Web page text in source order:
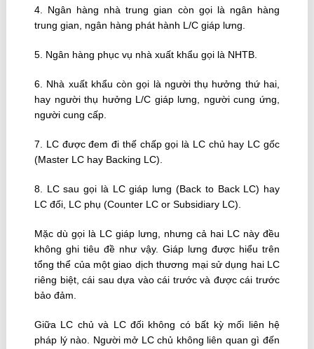
4. Ngân hàng nhà trung gian còn gọi là ngân hàng
trung gian, ngân hàng phát hành L/C giáp lưng.
5. Ngân hàng phục vụ nhà xuất khẩu gọi là NHTB.
6. Nhà xuất khẩu còn gọi là người thụ hưởng thứ hai,
hay người thụ hưởng L/C giáp lưng, người cung ứng,
người cung cấp.
7. LC được đem đi thế chấp gọi là LC chủ hay LC gốc
(Master LC hay Backing LC).
8. LC sau gọi là LC giáp lưng (Back to Back LC) hay
LC đối, LC phụ (Counter LC or Subsidiary LC).
Mặc dù gọi là LC giáp lưng, nhưng cả hai LC này đều
không ghi tiêu đề như vậy. Giáp lưng được hiểu trên
tổng thể của một giao dịch thương mại sử dụng hai LC
riêng biệt, cái sau dựa vào cái trước và được cái trước
bảo đảm.
Giữa LC chủ và LC đối không có bất kỳ mối liên hệ
pháp lý nào. Người mở LC chủ không liên quan gì đến